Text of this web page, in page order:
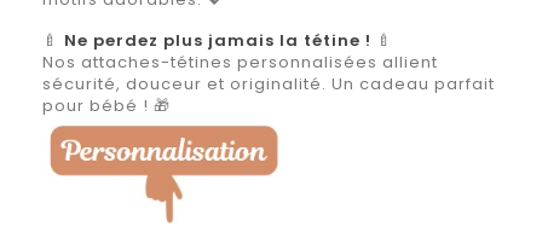
🍼 Ne perdez plus jamais la tétine ! 🍼
Nos attaches-tétines personnalisées allient
sécurité, douceur et originalité. Un cadeau parfait
pour bébé ! 🎁